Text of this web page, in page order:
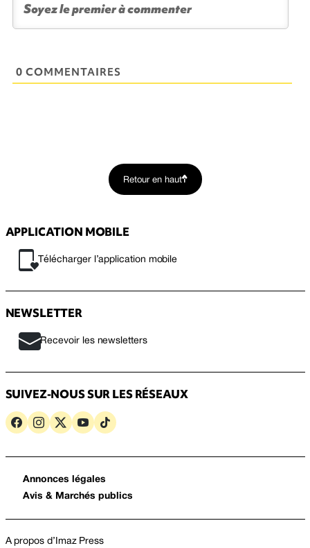
0 COMMENTAIRES
Retour en haut
APPLICATION MOBILE
Télécharger l’application mobile
NEWSLETTER
Recevoir les newsletters
SUIVEZ-NOUS SUR LES RÉSEAUX
Annonces légales
Avis & Marchés publics
A propos d’Imaz Press